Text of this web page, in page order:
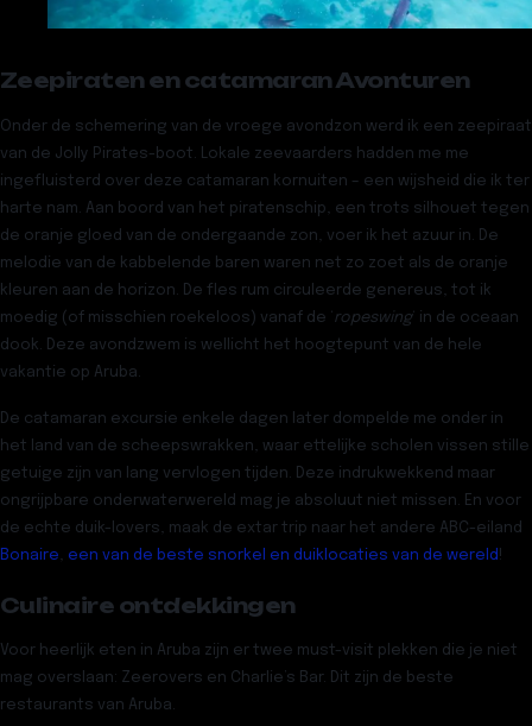
Zeepiraten en catamaran Avonturen
Onder de schemering van de vroege avondzon werd ik een zeepiraat
van de Jolly Pirates-boot. Lokale zeevaarders hadden me me
ingefluisterd over deze catamaran kornuiten – een wijsheid die ik ter
harte nam. Aan boord van het piratenschip, een trots silhouet tegen
de oranje gloed van de ondergaande zon, voer ik het azuur in. De
melodie van de kabbelende baren waren net zo zoet als de oranje
kleuren aan de horizon. De fles rum circuleerde genereus, tot ik
moedig (of misschien roekeloos) vanaf de ‘ ropeswing‘ in de oceaan
dook. Deze avondzwem is wellicht het hoogtepunt van de hele
vakantie op Aruba.
De catamaran excursie enkele dagen later dompelde me onder in
het land van de scheepswrakken, waar ettelijke scholen vissen stille
getuige zijn van lang vervlogen tijden. Deze indrukwekkend maar
ongrijpbare onderwaterwereld mag je absoluut niet missen. En voor
de echte duik-lovers, maak de extar trip naar het andere ABC-eiland
Bonaire, een van de beste snorkel en duiklocaties van de wereld !
Culinaire ontdekkingen
Voor heerlijk eten in Aruba zijn er twee must-visit plekken die je niet
mag overslaan: Zeerovers en Charlie’s Bar. Dit zijn de beste
restaurants van Aruba.